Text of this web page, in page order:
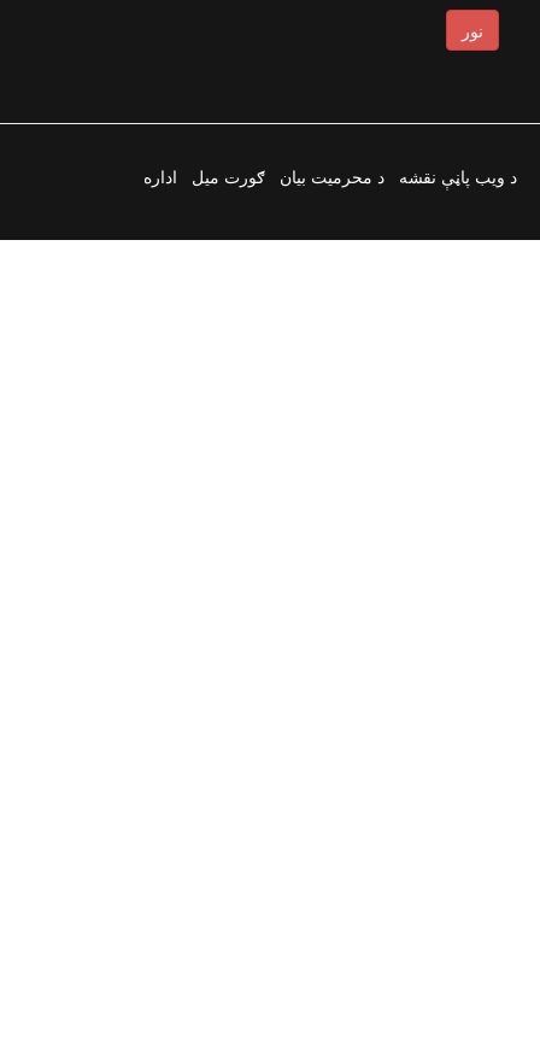
نور
د ویب پاڼې نقشه د محرمیت بیان ګورت میل اداره